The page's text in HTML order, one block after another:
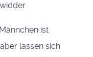
ist
lassen sich